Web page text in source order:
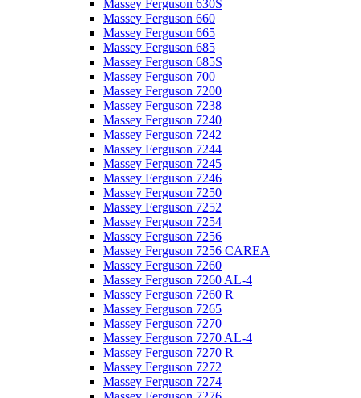
Massey Ferguson 630S
Massey Ferguson 660
Massey Ferguson 665
Massey Ferguson 685
Massey Ferguson 685S
Massey Ferguson 700
Massey Ferguson 7200
Massey Ferguson 7238
Massey Ferguson 7240
Massey Ferguson 7242
Massey Ferguson 7244
Massey Ferguson 7245
Massey Ferguson 7246
Massey Ferguson 7250
Massey Ferguson 7252
Massey Ferguson 7254
Massey Ferguson 7256
Massey Ferguson 7256 CAREA
Massey Ferguson 7260
Massey Ferguson 7260 AL-4
Massey Ferguson 7260 R
Massey Ferguson 7265
Massey Ferguson 7270
Massey Ferguson 7270 AL-4
Massey Ferguson 7270 R
Massey Ferguson 7272
Massey Ferguson 7274